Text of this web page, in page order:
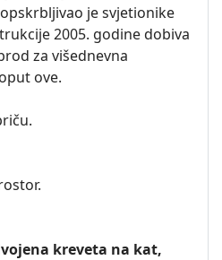
je svjetionike
2005. godine dobiva
za višednevna
ove.
kreveta na kat,